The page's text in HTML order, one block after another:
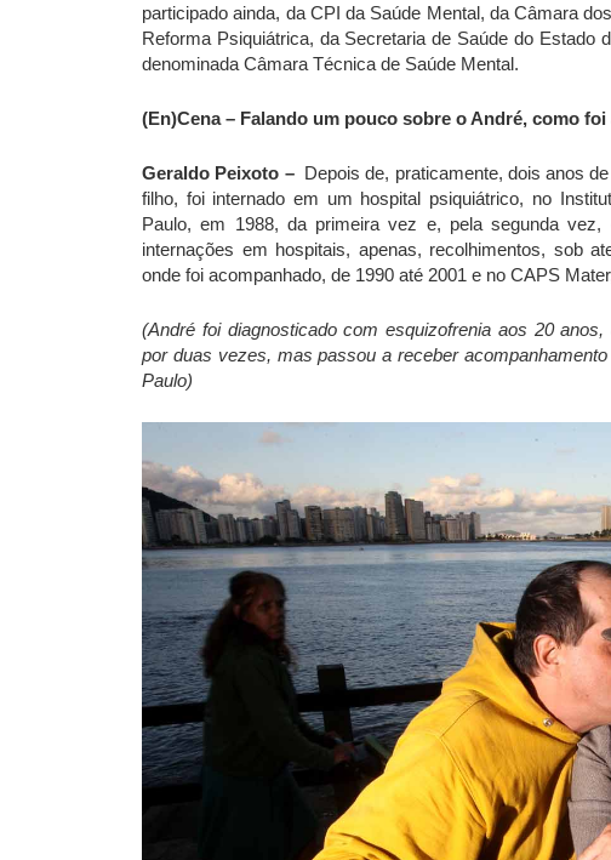
participado ainda, da CPI da Saúde Mental, da Câmara
Reforma Psiquiátrica, da Secretaria de Saúde do Estado
denominada Câmara Técnica de Saúde Mental.
(En)Cena – Falando um pouco sobre o André, como
Geraldo Peixoto – Depois de, praticamente, dois anos
filho, foi internado em um hospital psiquiátrico, no
Paulo, em 1988, da primeira vez e, pela segunda
internações em hospitais, apenas, recolhimentos, sob
onde foi acompanhado, de 1990 até 2001 e no CAPS
(André foi diagnosticado com esquizofrenia aos 20
por duas vezes, mas passou a receber
Paulo)